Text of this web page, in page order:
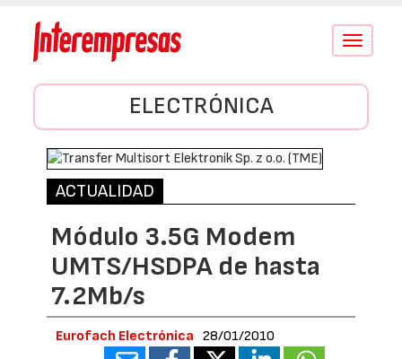
Conmutar
ELECTRÓNICA
ACTUALIDAD
Módulo 3.5G Modem
UMTS/HSDPA de hasta
7.2Mb/s
Eurofach Electrónica 28/01/2010